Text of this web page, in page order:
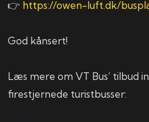
👉 https://owen-luft.dk/
God kånsert!
Læs mere om VT Bus’ tilbud
firestjernede turistbusser: